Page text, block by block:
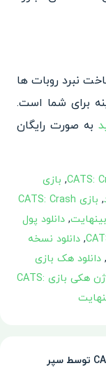
نبرد روبات ها
برای شما است.
به صورت رایگان
, بازی
,
بازی CATS: Crash
, دانلود پول
, دانلود نسخه
, دانلود هک بازی
دانلود ورژن هکی بازی CATS:
بازی CATS: Crash Arena Turbo Stars توسط سپر